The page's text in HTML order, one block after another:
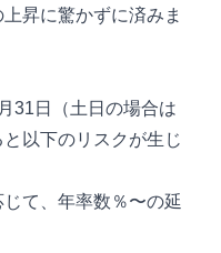
昇に驚かずに済みま
31日（土日の場合は
以下のリスクが生じ
じて、年率数％〜の延